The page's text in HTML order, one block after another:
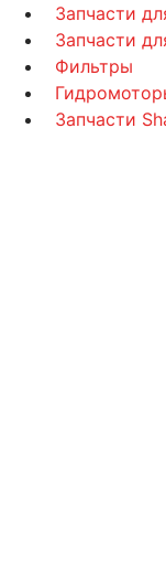
Запчасти
Запчасти
Фильтры
Запчасти